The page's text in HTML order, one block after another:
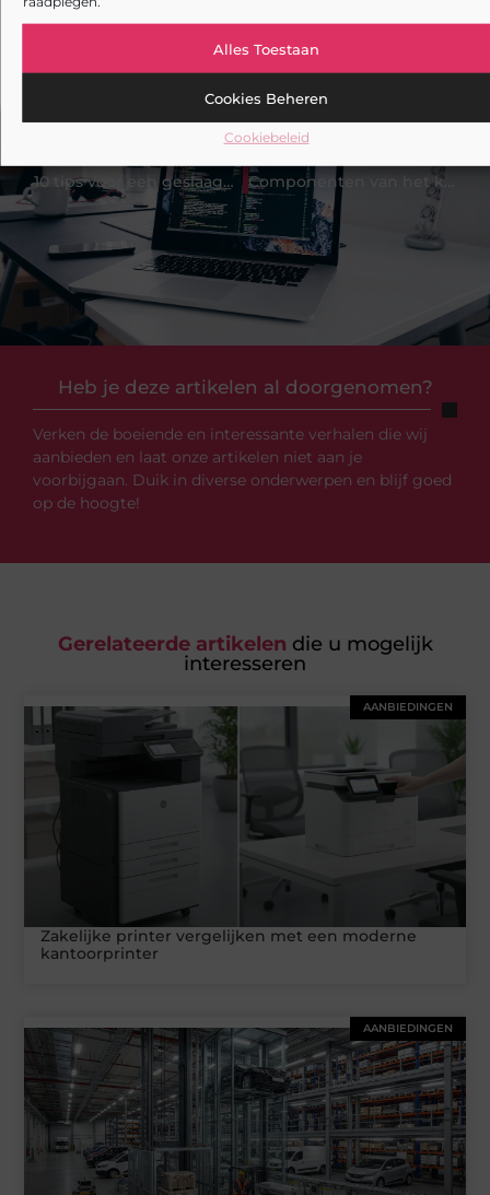
Alles Toestaan
Cookies Beheren
Cookiebeleid
Een slotenmaker in Rosmalen voor uw Airbnb-
verhuur
Heb je deze artikelen al doorgenomen?
Verken de boeiende en interessante verhalen die wij
aanbieden en laat onze artikelen niet aan je
voorbijgaan. Duik in diverse onderwerpen en blijf goed
op de hoogte!
10 tips voor een geslaagde vakantie in Amsterdam Componenten van het koelsysteem van de Dodge Ram
Gerelateerde artikelen die u mogelijk
interesseren
AANBIEDINGEN
Zakelijke printer vergelijken met een moderne
kantoorprinter
AANBIEDINGEN